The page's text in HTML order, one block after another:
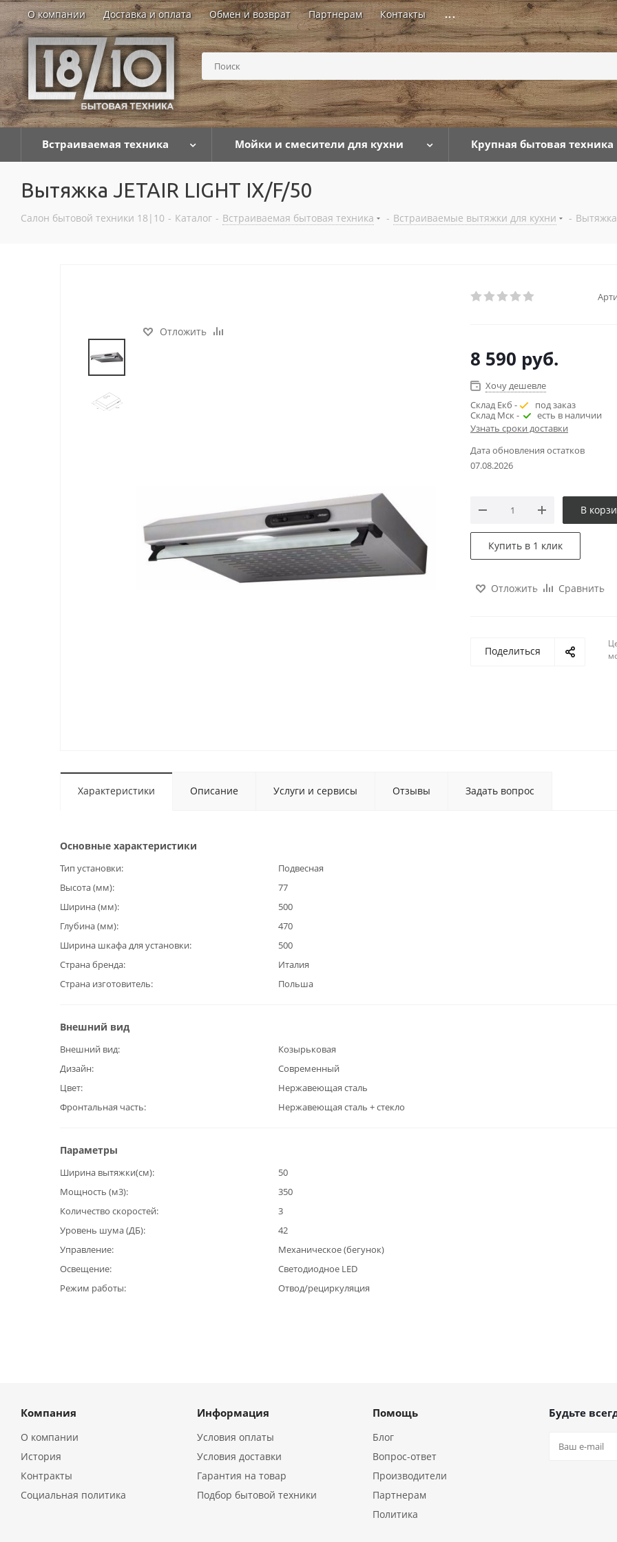
О компании Доставка и оплата Обмен и возврат Партнерам Контакты ...
Встраиваемая техника Мойки и смесители для кухни Крупная бытовая техника
Вытяжка JETAIR LIGHT IX/F/50
Салон бытовой техники 18|10 - Каталог - Встраиваемая бытовая техника - Встраиваемые вытяжки для кухни - Вытяжка
Отложить
8 590 руб.
Хочу дешевле
Склад Екб -
под заказ
Склад Мск -
есть в наличии
Узнать сроки доставки
Дата обновления остатков
07.08.2026
В
Купить в 1 клик
Отложить Сравнить
Поделиться
Характеристики Описание Услуги и сервисы Отзывы Задать вопрос
Основные характеристики
Тип установки
Подвесная
Высота (мм)
77
Ширина (мм)
500
Глубина (мм)
470
Ширина шкафа для установки
500
Страна бренда
Италия
Страна изготовитель
Польша
Внешний вид
Внешний вид
Козырьковая
Дизайн
Современный
Цвет
Нержавеющая сталь
Фронтальная часть
Нержавеющая сталь + стекло
Параметры
Ширина вытяжки(см)
50
Мощность (м3)
350
Количество скоростей
3
Уровень шума (ДБ)
42
Управление
Механическое (бегунок)
Освещение
Светодиодное LED
Режим работы
Отвод/рециркуляция
Компания
О компании
История
Контракты
Социальная политика
Информация
Условия оплаты
Условия доставки
Гарантия на товар
Подбор бытовой техники
Помощь
Блог
Вопрос-ответ
Производители
Партнерам
Политика
Будьте